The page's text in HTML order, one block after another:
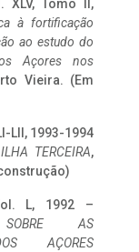
XLV, Tomo II,
à fortificação
ao estudo do
Açores nos
Vieira. (Em
LII, 1993-1994
TERCEIRA,
L, 1992 –
SOBRE AS
AÇORES